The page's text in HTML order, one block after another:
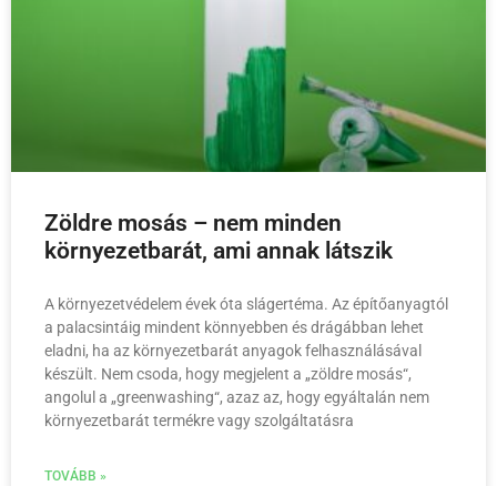
Zöldre mosás – nem minden
környezetbarát, ami annak látszik
A környezetvédelem évek óta slágertéma. Az építőanyagtól
a palacsintáig mindent könnyebben és drágábban lehet
eladni, ha az környezetbarát anyagok felhasználásával
készült. Nem csoda, hogy megjelent a „zöldre mosás“,
angolul a „greenwashing“, azaz az, hogy egyáltalán nem
környezetbarát termékre vagy szolgáltatásra
TOVÁBB »